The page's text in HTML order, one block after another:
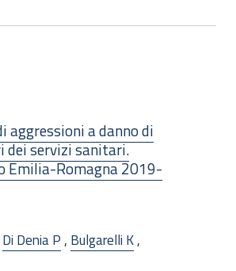
aggressioni a danno di
dei servizi sanitari.
Emilia-Romagna 2019-
Di Denia P, Bulgarelli K,